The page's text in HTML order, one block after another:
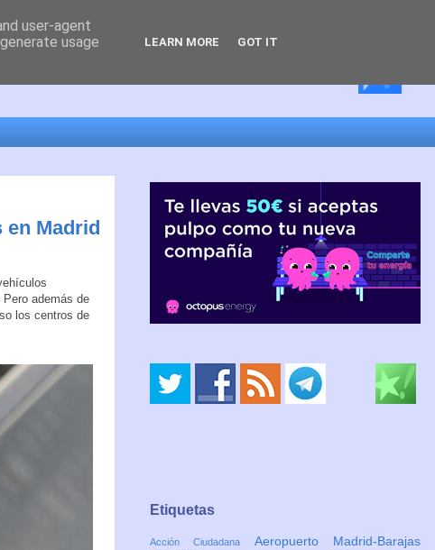
en Madrid
además de
los centros de
Etiquetas
Acción Ciudadana Aeropuerto Madrid-Barajas
user-agent
usage
LEARN MORE GOT IT